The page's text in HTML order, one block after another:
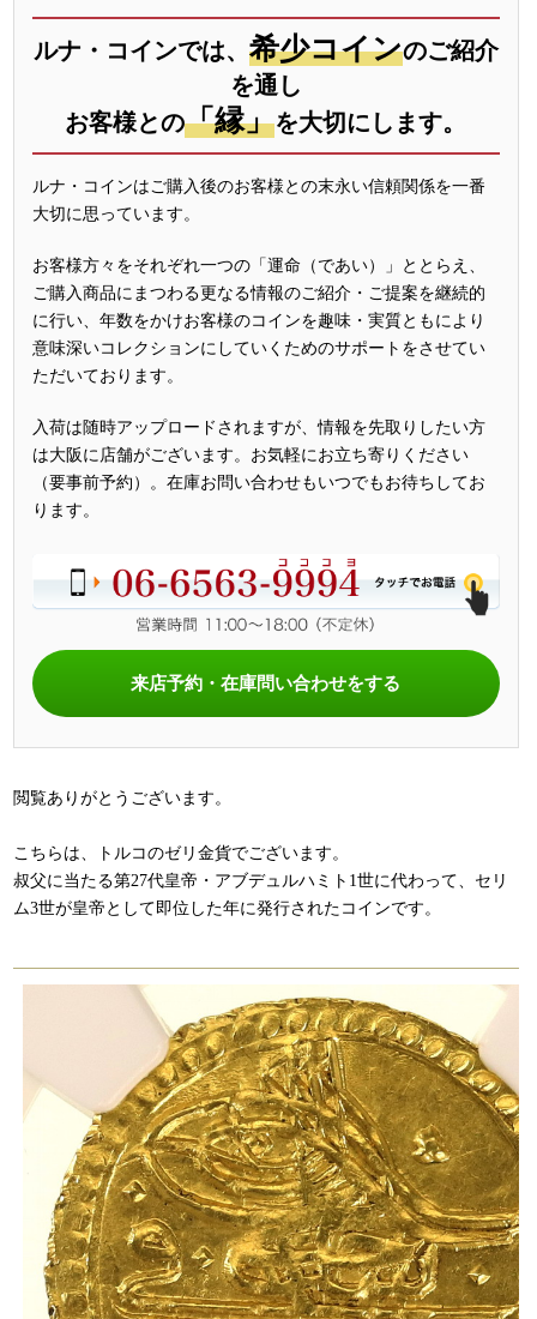
ルナ・コインでは、 希少コインのご紹介
を通し
お客様との「縁」を大切にします。
ルナ・コインはご購入後のお客様との末永い信頼関係を一番
大切に思っています。
お客様方々をそれぞれ一つの「運命（であい）」ととらえ、
ご購入商品にまつわる更なる情報のご紹介・ご提案を継続的
に行い、年数をかけお客様のコインを趣味・実質ともにより
意味深いコレクションにしていくためのサポートをさせてい
ただいております。
入荷は随時アップロードされますが、情報を先取りしたい方
は大阪に店舗がございます。お気軽にお立ち寄りください
（要事前予約）。在庫お問い合わせもいつでもお待ちしてお
ります。
来店予約・在庫問い合わせをする
閲覧ありがとうございます。
こちらは、トルコのゼリ金貨でございます。
叔父に当たる第27代皇帝・アブデュルハミト1世に代わって、セリ
ム3世が皇帝として即位した年に発行されたコインです。